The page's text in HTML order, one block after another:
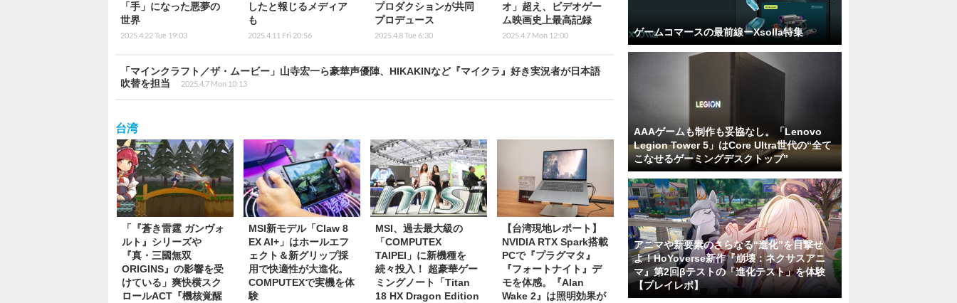
「手」になった悪夢の
世界
2025.4.22 Tue 19:03
したと報じるメディア
も
2025.4.11 Fri 20:56
プロダクションが共同
プロデュース
2025.4.8 Tue 6:30
オ」超え、ビデオゲー
ム映画史上最高記録
2025.4.7 Mon 12:00
「マインクラフト／ザ・ムービー」山寺宏一ら豪華声優陣、HIKAKINなど『マイクラ』好き実況者が日本語
吹替を担当
2025.4.7 Mon 10:13
台湾
「『蒼き雷霆 ガンヴォ
ルト』シリーズや
『真・三國無双
ORIGINS』の影響を受
けている」爽快横スク
ロールACT『機核覚醒
MSI新モデル「Claw 8
EX AI+」はホールエフ
ェクト＆新グリップ採
用で快適性が大進化。
COMPUTEXで実機を体
験
MSI、過去最大級の
「COMPUTEX
TAIPEI」に新機種を
続々投入！ 超豪華ゲー
ミングノート「Titan
18 HX Dragon Edition
【台湾現地レポート】
NVIDIA RTX Spark搭載
PCで『プラグマタ』
『フォートナイト』デ
モを体感。『Alan
Wake 2』は照明効果が
ゲームコマースの最前線ーXsolla特集
AAAゲームも制作も妥協なし。「Lenovo
Legion Tower 5」はCore Ultra世代の“全て
こなせるゲーミングデスクトップ”
アニマや新要素のさらなる“進化”を目撃せ
よ！HoYoverse新作『崩壊：ネクサスアニ
マ』第2回βテストの「進化テスト」を体験
【プレイレポ】